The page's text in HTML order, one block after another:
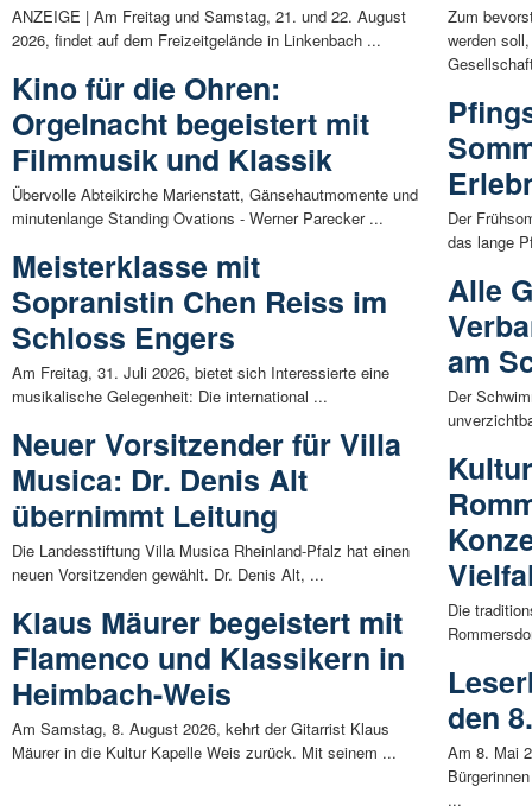
ANZEIGE | Am Freitag und Samstag, 21. und 22. August
2026, findet auf dem Freizeitgelände in Linkenbach ...
Kino für die Ohren:
Orgelnacht begeistert mit
Filmmusik und Klassik
Übervolle Abteikirche Marienstatt, Gänsehautmomente und
minutenlange Standing Ovations - Werner Parecker ...
Meisterklasse mit
Sopranistin Chen Reiss im
Schloss Engers
Am Freitag, 31. Juli 2026, bietet sich Interessierte eine
musikalische Gelegenheit: Die international ...
Neuer Vorsitzender für Villa
Musica: Dr. Denis Alt
übernimmt Leitung
Die Landesstiftung Villa Musica Rheinland-Pfalz hat einen
neuen Vorsitzenden gewählt. Dr. Denis Alt, ...
Klaus Mäurer begeistert mit
Flamenco und Klassikern in
Heimbach-Weis
Am Samstag, 8. August 2026, kehrt der Gitarrist Klaus
Mäurer in die Kultur Kapelle Weis zurück. Mit seinem ...
Zum
werden
Der
das lange
Alle
am
Der
Die
den
Am 8. Mai
...